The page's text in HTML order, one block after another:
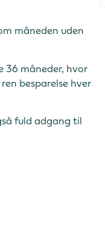
måneden uden
36 måneder, hvor
besparelse hver
fuld adgang til